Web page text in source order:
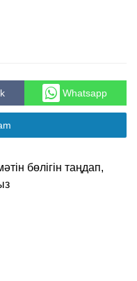
Whatsapp
бөлігін таңдап,